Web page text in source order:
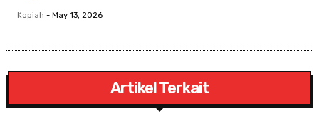
Kopiah - May 13, 2026
Artikel Terkait